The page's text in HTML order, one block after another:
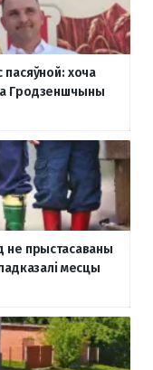
пасяўной: хоча
Гродзеншчыны
не прыстасаваны
месцы